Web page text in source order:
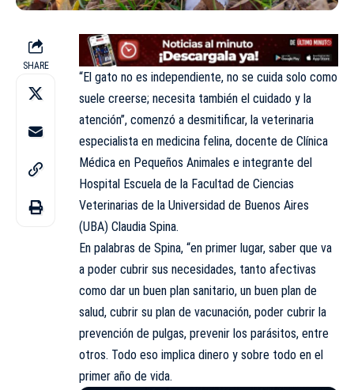
SHARE
“El gato no es independiente, no se cuida solo como
suele creerse; necesita también el cuidado y la
atención”, comenzó a desmitificar, la veterinaria
especialista en medicina felina, docente de Clínica
Médica en Pequeños Animales e integrante del
Hospital Escuela de la Facultad de Ciencias
Veterinarias de la Universidad de Buenos Aires
(UBA) Claudia Spina.
En palabras de Spina, “en primer lugar, saber que va
a poder cubrir sus necesidades, tanto afectivas
como dar un buen plan sanitario, un buen plan de
salud, cubrir su plan de vacunación, poder cubrir la
prevención de pulgas, prevenir los parásitos, entre
otros. Todo eso implica dinero y sobre todo en el
primer año de vida.